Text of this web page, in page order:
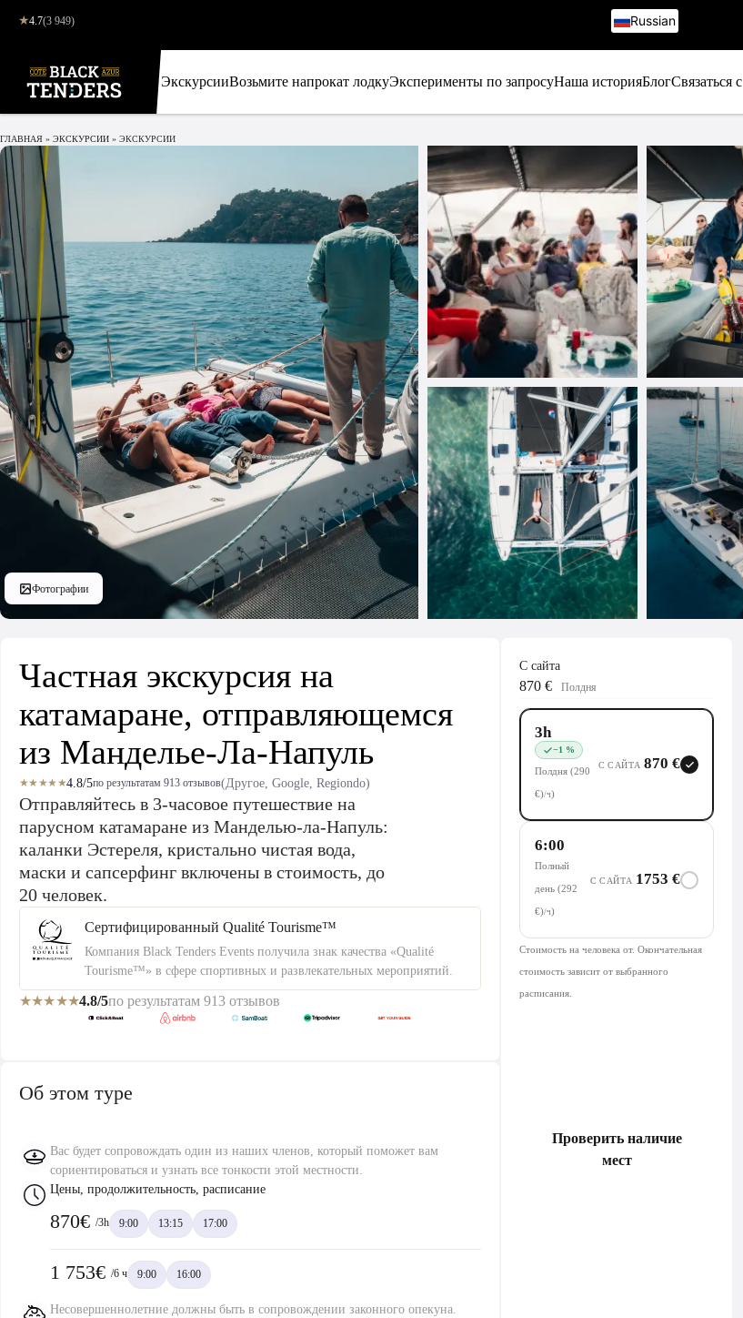
★4.7(3 949)
Russian
Italian
German
ЭкскурсииВозьмите напрокат лодкуЭксперименты по запросуНаша историяБлогСвязаться с
ГЛАВНАЯ » ЭКСКУРСИИ » ЭКСКУРСИИ
Фотографии
Частная экскурсия на
катамаране, отправляющемся
из Манделье-Ла-Напуль
★★★★★4.8/5по результатам 913 отзывов(Другое, Google, Regiondo)
Отправляйтесь в 3-часовое путешествие на
парусном катамаране из Манделью-ла-Напуль:
каланки Эстереля, кристально чистая вода,
маски и сапсерфинг включены в стоимость, до
20 человек.
Сертифицированный Qualité Tourisme™
Компания Black Tenders Events получила знак качества «Qualité
Tourisme™» в сфере спортивных и развлекательных мероприятий.
★★★★★4.8/5по результатам 913 отзывов
Об этом туре
Вас будет сопровождать один из наших членов, который поможет вам
сориентироваться и узнать все тонкости этой местности.
Цены, продолжительность, расписание
870€ /3h 9:00 13:15 17:00
1 753€ /6 ч 9:00 16:00
Несовершеннолетние должны быть в сопровождении законного опекуна.
С сайта
870 € Полдня
3h
−1 %
Полдня (290
€)/ч)
С САЙТА 870 €
6:00
Полный
день (292
€)/ч)
С САЙТА 1753 €
Стоимость на человека от. Окончательная
стоимость зависит от выбранного
расписания.
Проверить наличие
мест